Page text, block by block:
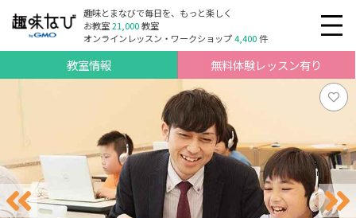
趣味とまなびで毎日を、もっと楽しく
お教室21,000教室
オンラインレッスン・ワークショップ4,400件
教室情報 無料体験レッスン有り